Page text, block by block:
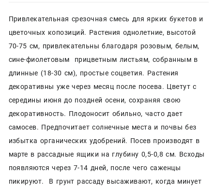
Привлекательная срезочная смесь для ярких букетов и
цветочных копозиций. Растения однолетние, высотой
70-75 см, привлекательны благодаря розовым, белым,
сине-фиолетовым прицветным листьям, собранным в
длинные (18-30 см), простые соцветия. Растения
декоративны уже через месяц после посева. Цветут с
середины июня до поздней осени, сохраняя свою
декоративность. Плодоносит обильно, часто дает
самосев. Предпочитает солнечные места и почвы без
избытка органических удобрений. Посев производят в
марте в рассадные ящики на глубину 0,5-0,8 см. Всходы
появляются через 7-14 дней, после чего саженцы
пикируют. В грунт рассаду высаживают, когда минует